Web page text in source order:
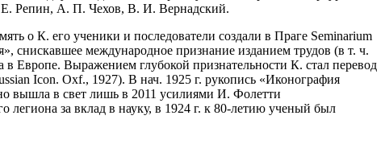
Е. Репин, А. П. Чехов, В. И. Вернадский.
о К. его ученики и последователи создали в Праге Seminarium
снискавшее международное признание изданием трудов (в т. ч.
Европе. Выражением глубокой признательности К. стал перевод
Icon. Oxf., 1927). В нач. 1925 г. рукопись «Иконография
вышла в свет лишь в 2011 усилиями И. Фолетти
за вклад в науку, в 1924 г. к 80-летию ученый был